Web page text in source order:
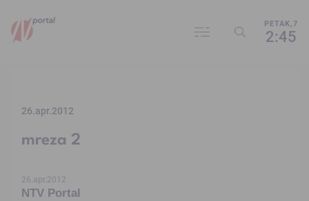
PETAK,7
2:45
26.apr.2012
mreza 2
26.apr.2012
NTV Portal